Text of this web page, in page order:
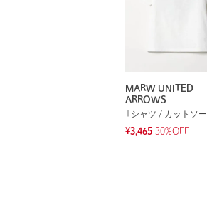
MARW UNITED
ARROWS
Tシャツ / カットソー
¥3,465 30%OFF